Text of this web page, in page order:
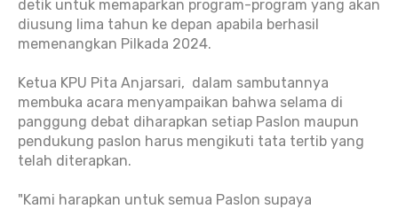
detik untuk memaparkan program-program yang akan
diusung lima tahun ke depan apabila berhasil
memenangkan Pilkada 2024.
Ketua KPU Pita Anjarsari, dalam sambutannya
membuka acara menyampaikan bahwa selama di
panggung debat diharapkan setiap Paslon maupun
pendukung paslon harus mengikuti tata tertib yang
telah diterapkan.
"Kami harapkan untuk semua Paslon supaya